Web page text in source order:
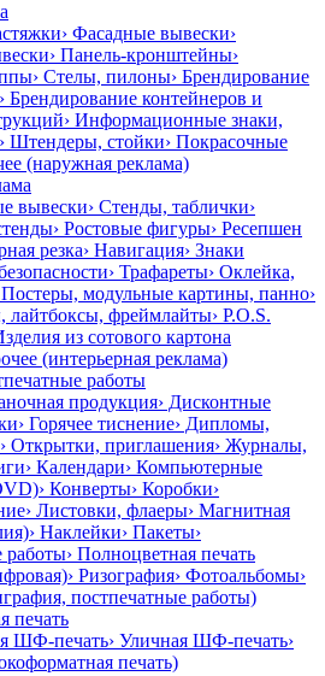
› Фасадные вывески›
› Панель-кронштейны›
› Стелы, пилоны› Брендирование
› Брендирование контейнеров и
› Информационные знаки,
› Штендеры, стойки› Покрасочные
(наружная реклама)
вывески› Стенды, таблички›
› Ростовые фигуры› Ресепшен
резка› Навигация› Знаки
› Трафареты› Оклейка,
Постеры, модульные картины, панно›
лайтбоксы, фреймлайты› P.O.S.
из сотового картона
(интерьерная реклама)
работы
продукция› Дисконтные
› Горячее тиснение› Дипломы,
› Открытки, приглашения› Журналы,
› Календари› Компьютерные
› Конверты› Коробки›
› Листовки, флаеры› Магнитная
› Наклейки› Пакеты›
работы› Полноцветная печать
› Ризография› Фотоальбомы›
постпечатные работы)
печать
ШФ-печать› Уличная ШФ-печать›
печать)